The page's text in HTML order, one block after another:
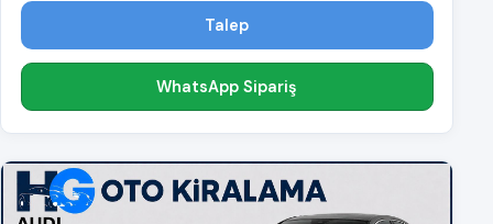
Talep
WhatsApp Sipariş